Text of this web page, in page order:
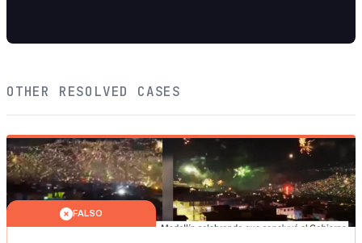
OTHER RESOLVED CASES
FALSO